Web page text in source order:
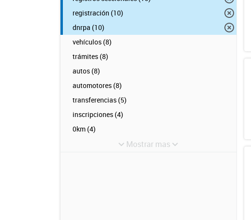
registración (10)
dnrpa (10)
vehículos (8)
trámites (8)
autos (8)
automotores (8)
transferencias (5)
inscripciones (4)
0km (4)
Mostrar mas